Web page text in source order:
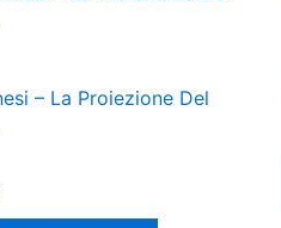
– La Proiezione Del